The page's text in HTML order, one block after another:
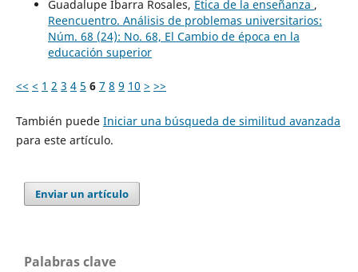
Guadalupe Ibarra Rosales, Ética de la enseñanza ,
Reencuentro. Análisis de problemas universitarios:
Núm. 68 (24): No. 68, El Cambio de época en la
educación superior
<< < 1 2 3 4 5 6 7 8 9 10 > >>
También puede Iniciar una búsqueda de similitud avanzada
para este artículo.
Enviar un artículo
Palabras clave